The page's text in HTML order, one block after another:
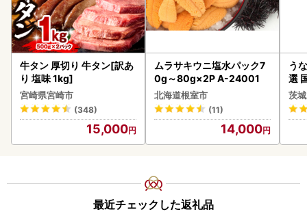
牛タン 厚切り 牛タン[訳あ
り 塩味 1kg]
宮崎県宮崎市
(348)
15,000
ムラサキウニ塩水パック7
0g～80g×2P A-24001
北海道根室市
(11)
14,000
う
選
付
あ
人
茨
最近チェックした返礼品